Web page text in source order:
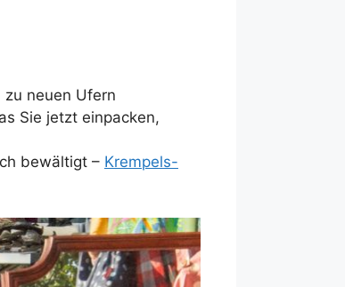
neuen Ufern
Sie jetzt einpacken,
bewältigt – Krempels-